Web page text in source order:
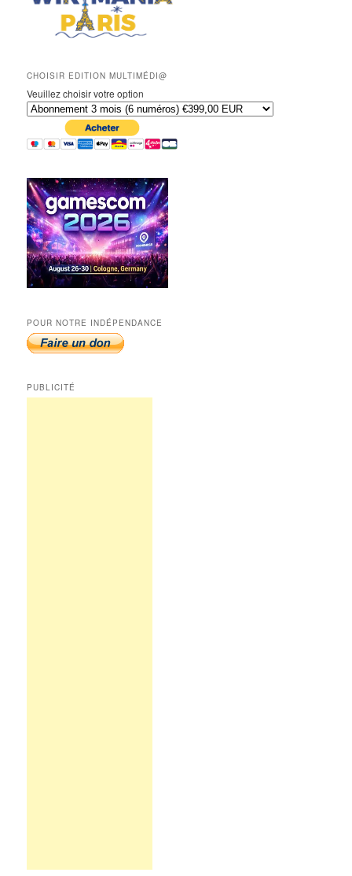
CHOISIR EDITION MULTIMÉDI@
Veuillez choisir votre option
POUR NOTRE INDÉPENDANCE
PUBLICITÉ